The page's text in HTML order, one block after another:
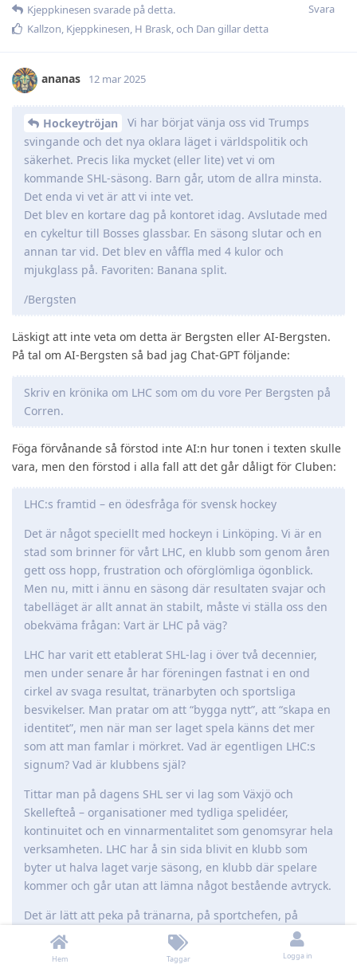
Svara
Kjeppkinesen svarade på detta.
Kallzon, Kjeppkinesen, H Brask, och Dan gillar detta
ananas 12 mar 2025
Hockeytröjan
Vi har börjat vänja oss vid Trumps
svingande och det nya oklara läget i världspolitik och
säkerhet. Precis lika mycket (eller lite) vet vi om
kommande SHL-säsong. Barn går, utom de allra minsta.
Det enda vi vet är att vi inte vet.
Det blev en kortare dag på kontoret idag. Avslutade med
en cykeltur till Bosses glassbar. En säsong slutar och en
annan tar vid. Det blev en våffla med 4 kulor och
mjukglass på. Favoriten: Banana split.
/Bergsten
Läskigt att inte veta om detta är Bergsten eller AI-Bergsten.
På tal om AI-Bergsten så bad jag Chat-GPT följande:
Skriv en krönika om LHC som om du vore Per Bergsten på
Corren.
Föga förvånande så förstod inte AI:n hur tonen i texten skulle
vara, men den förstod i alla fall att det går dåligt för Cluben:
LHC:s framtid – en ödesfråga för svensk hockey
Det är något speciellt med hockeyn i Linköping. Vi är en
stad som brinner för vårt LHC, en klubb som genom åren
gett oss hopp, frustration och oförglömliga ögonblick.
Men nu, mitt i ännu en säsong där resultaten svajar och
tabelläget är allt annat än stabilt, måste vi ställa oss den
obekväma frågan: Vart är LHC på väg?
LHC har varit ett etablerat SHL-lag i över två decennier,
men under senare år har föreningen fastnat i en ond
cirkel av svaga resultat, tränarbyten och sportsliga
besvikelser. Man pratar om att “bygga nytt”, att “skapa en
identitet”, men när man ser laget spela känns det mer
som att man famlar i mörkret. Vad är egentligen LHC:s
signum? Vad är klubbens själ?
Tittar man på dagens SHL ser vi lag som Växjö och
Skellefteå – organisationer med tydliga spelidéer,
kontinuitet och en vinnarmentalitet som genomsyrar hela
verksamheten. LHC har å sin sida blivit en klubb som
byter ut halva laget varje säsong, en klubb där spelare
kommer och går utan att lämna något bestående avtryck.
Det är lätt att peka på tränarna, på sportchefen, på
spelarna. Men i grund och botten är det en kulturfråga.
LHC behöver hitta tillbaka till den gnista som en gång
Hem Taggar Logga in